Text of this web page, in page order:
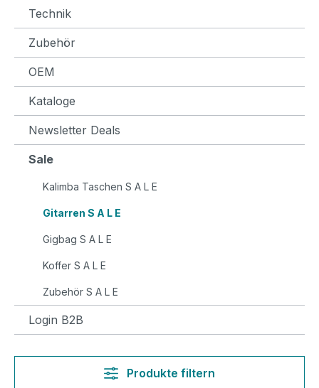
Technik
Zubehör
OEM
Kataloge
Newsletter Deals
Sale
Kalimba Taschen S A L E
Gitarren S A L E
Gigbag S A L E
Koffer S A L E
Zubehör S A L E
Login B2B
Produkte filtern